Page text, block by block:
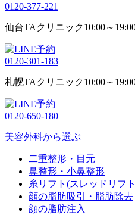
0120-377-221
仙台TAクリニック10:00～
0120-301-183
札幌TAクリニック10:00～
0120-650-180
美容外科から選ぶ
二重整形・目元
鼻整形・小鼻整形
糸リフト(スレッドリフ
顔の脂肪吸引・脂肪除去
顔の脂肪注入